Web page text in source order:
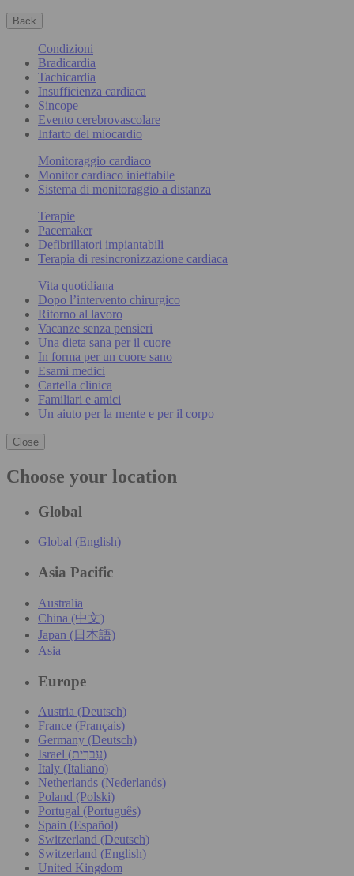
Back
Condizioni
Bradicardia
Tachicardia
Insufficienza cardiaca
Sincope
Evento cerebrovascolare
Infarto del miocardio
Monitoraggio cardiaco
Monitor cardiaco iniettabile
Sistema di monitoraggio a distanza
Terapie
Pacemaker
Defibrillatori impiantabili
Terapia di resincronizzazione cardiaca
Vita quotidiana
Dopo l’intervento chirurgico
Ritorno al lavoro
Vacanze senza pensieri
Una dieta sana per il cuore
In forma per un cuore sano
Esami medici
Cartella clinica
Familiari e amici
Un aiuto per la mente e per il corpo
Close
Choose your location
Global
Global (English)
Asia Pacific
Australia
China (中文)
Japan (日本語)
Asia
Europe
Austria (Deutsch)
France (Français)
Germany (Deutsch)
Israel (עִברִית)
Italy (Italiano)
Netherlands (Nederlands)
Poland (Polski)
Portugal (Português)
Spain (Español)
Switzerland (Deutsch)
Switzerland (English)
United Kingdom